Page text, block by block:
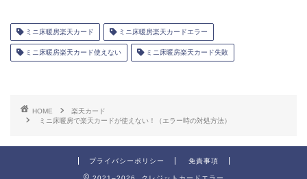
ミニ床暖房楽天カード ミニ床暖房楽天カードエラー
ミニ床暖房楽天カード使えない ミニ床暖房楽天カード失敗
HOME
楽天カード
ミニ床暖房で楽天カードが使えない！（エラー時の対処方法）
プライバシーポリシー 免責事項